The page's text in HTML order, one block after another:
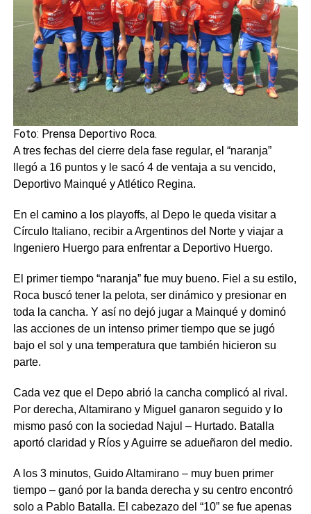
Foto: Prensa Deportivo Roca.
A tres fechas del cierre dela fase regular, el “naranja”
llegó a 16 puntos y le sacó 4 de ventaja a su vencido,
Deportivo Mainqué y Atlético Regina.
En el camino a los playoffs, al Depo le queda visitar a
Círculo Italiano, recibir a Argentinos del Norte y viajar a
Ingeniero Huergo para enfrentar a Deportivo Huergo.
El primer tiempo “naranja” fue muy bueno. Fiel a su estilo,
Roca buscó tener la pelota, ser dinámico y presionar en
toda la cancha. Y así no dejó jugar a Mainqué y dominó
las acciones de un intenso primer tiempo que se jugó
bajo el sol y una temperatura que también hicieron su
parte.
Cada vez que el Depo abrió la cancha complicó al rival.
Por derecha, Altamirano y Miguel ganaron seguido y lo
mismo pasó con la sociedad Najul – Hurtado. Batalla
aportó claridad y Ríos y Aguirre se adueñaron del medio.
A los 3 minutos, Guido Altamirano – muy buen primer
tiempo – ganó por la banda derecha y su centro encontró
solo a Pablo Batalla. El cabezazo del “10” se fue apenas